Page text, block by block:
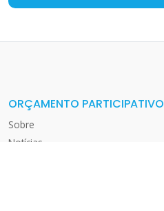
ORÇAMENTO PARTICIPATIVO
Sobre
Notícias